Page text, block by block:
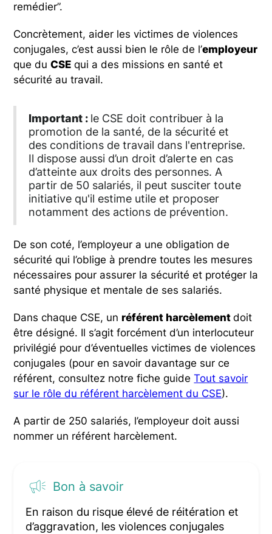
remédier”.
Concrètement, aider les victimes de violences
conjugales, c’est aussi bien le rôle de l’employeur
que duCSEqui a des missions en santé et
sécurité au travail.
Important : le CSE doit contribuer à la
promotion de la santé, de la sécurité et
des conditions de travail dans l'entreprise.
Il dispose aussi d’un droit d’alerte en cas
d’atteinte aux droits des personnes. A
partir de 50 salariés, il peut susciter toute
initiative qu'il estime utile et proposer
notamment des actions de prévention.
De son coté, l’employeur a une obligation de
sécurité qui l’oblige à prendre toutes les mesures
nécessaires pour assurer la sécurité et protéger la
santé physique et mentale de ses salariés.
Dans chaque CSE, un référent harcèlementdoit
être désigné. Il s’agit forcément d’un interlocuteur
privilégié pour d’éventuelles victimes de violences
conjugales (pour en savoir davantage sur ce
référent, consultez notre fiche guideTout savoir
sur le rôle du référent harcèlement du CSE).
A partir de 250 salariés, l’employeur doit aussi
nommer un référent harcèlement.
Bon à savoir
En raison du risque élevé de réitération et
d’aggravation, les violences conjugales